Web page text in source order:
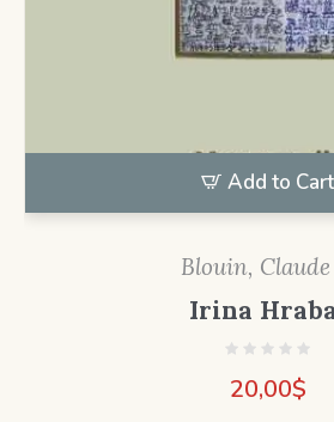
Add to Cart
Blouin, Claude
Irina
20,00$